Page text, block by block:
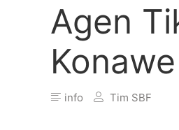
Agen
Konawe
info Tim SBF